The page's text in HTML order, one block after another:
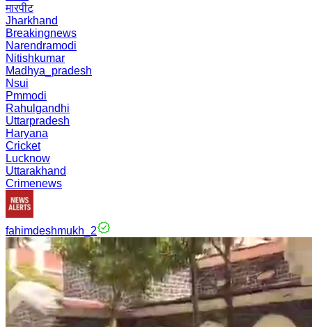
मारपीट
Jharkhand
Breakingnews
Narendramodi
Nitishkumar
Madhya_pradesh
Nsui
Pmmodi
Rahulgandhi
Uttarpradesh
Haryana
Cricket
Lucknow
Uttarakhand
Crimenews
fahimdeshmukh_2